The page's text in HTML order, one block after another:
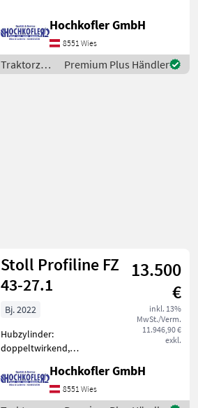
Oberlenker mechn.
Schnellfankhacken
Traktorzubehör
Fronthydraulik
Hochkofler GmbH
8551 Wies
Traktorzubehör
/ Folger
Premium Plus Händler
Stoll Profiline FZ
43-27.1
13.500
€
inkl. 13%
MwSt./Verm.
11.946,90 €
exkl.
Bj. 2022
Hubzylinder:
doppeltwirkend,
Anbaukonsole,
Parallelführung,
Schnellwechselrahmen, 3.
Hochkofler GmbH
8551 Wies